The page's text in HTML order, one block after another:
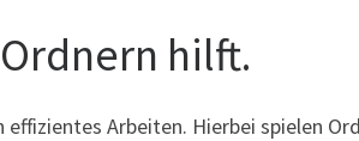
hilft.
Arbeiten. Hierbei spielen